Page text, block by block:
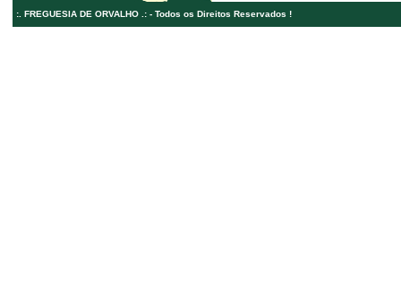
:. FREGUESIA DE ORVALHO .: - Todos os Direitos Reservados !